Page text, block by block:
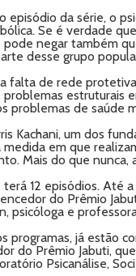
episódio da série, o
Se é verdade
pode negar também
desse grupo
falta de rede
estruturais
problemas de saúde
Kachani, um dos
medida em que
Mais do que nunca,
12 episódios. Até
do Prêmio
psicóloga e
programas, já estão
do Prêmio Jabuti,
Psicanálise,